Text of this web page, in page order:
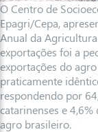
O Centro de
Epagri/Cepa,
Anual da
exportações foi a
exportações do
praticamente
respondendo por
catarinenses e
agro brasileiro.